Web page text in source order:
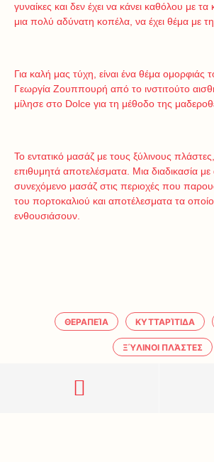
γυναίκες και δεν έχει να κάνει καθόλου με
μια πολύ αδύνατη κοπέλα, να έχει θέμα με
Για καλή μας τύχη, είναι ένα θέμα ομορφιάς
Γεωργία Ζουππουρή από το ινστιτούτο
μίλησε στο Dolce για τη μέθοδο της
Το εντατικό μασάζ με τους ξύλινους
επιθυμητά αποτελέσματα. Μια διαδικασία με
συνεχόμενο μασάζ στις περιοχές που
του πορτοκαλιού και αποτέλεσματα τα
ενθουσιάσουν.
ΘΕΡΑΠΕΊΑ ΚΥΤΤΑΡΊΤΙΔΑ
ΞΎΛΙΝΟΙ ΠΛΆΣΤΕΣ